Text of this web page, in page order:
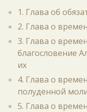
1. Глава об
2. Глава о
3. Глава о
благословение
их
4. Глава о
полуденной
5. Глава о